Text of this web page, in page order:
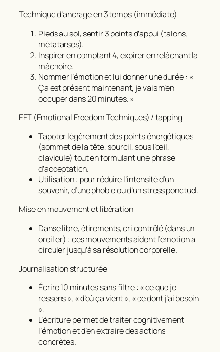
Technique d’ancrage en 3 temps (immédiate)
Pieds au sol, sentir 3 points d’appui (talons,
métatarses).
Inspirer en comptant 4, expirer en relâchant la
mâchoire.
Nommer l’émotion et lui donner une durée : «
Ça est présent maintenant, je vais m’en
occuper dans 20 minutes. »
EFT (Emotional Freedom Techniques) / tapping
Tapoter légèrement des points énergétiques
(sommet de la tête, sourcil, sous l’œil,
clavicule) tout en formulant une phrase
d’acceptation.
Utilisation : pour réduire l’intensité d’un
souvenir, d’une phobie ou d’un stress ponctuel.
Mise en mouvement et libération
Danse libre, étirements, cri contrôlé (dans un
oreiller) : ces mouvements aident l’émotion à
circuler jusqu’à sa résolution corporelle.
Journalisation structurée
Écrire 10 minutes sans filtre : « ce que je
ressens », « d’où ça vient », « ce dont j’ai besoin
».
L’écriture permet de traiter cognitivement
l’émotion et d’en extraire des actions
concrètes.